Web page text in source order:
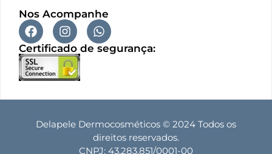
Nos Acompanhe
Certificado de segurança:
Delapele Dermocosméticos © 2024 Todos os
direitos reservados.
CNPJ: 43.283.851/0001-00